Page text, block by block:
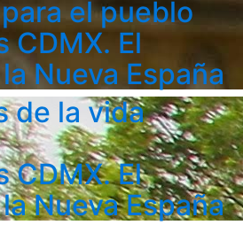
el pueblo
CDMX. El
Nueva España
de la vida
CDMX. El
Nueva España